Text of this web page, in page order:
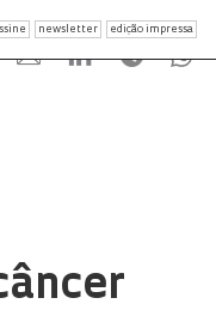
newsletter edição impressa